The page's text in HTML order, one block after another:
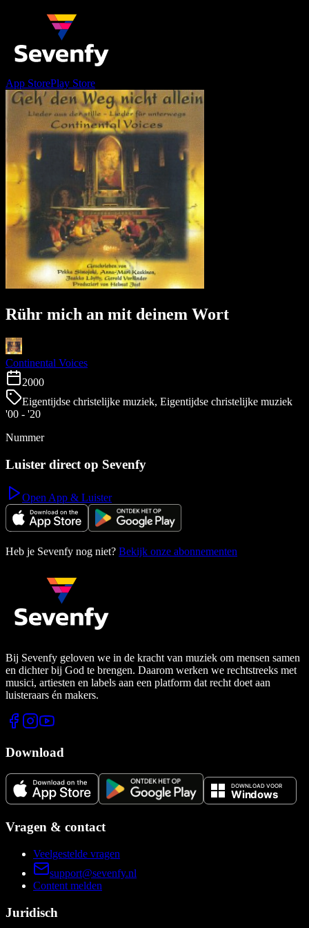
App StorePlay Store
Rühr mich an mit deinem Wort
Continental Voices
2000
Eigentijdse christelijke muziek, Eigentijdse christelijke muziek
'00 - '20
Nummer
Luister direct op Sevenfy
Open App & Luister
Heb je Sevenfy nog niet? Bekijk onze abonnementen
Bij Sevenfy geloven we in de kracht van muziek om mensen samen
en dichter bij God te brengen. Daarom werken we rechtstreeks met
musici, artiesten en labels aan een platform dat recht doet aan
luisteraars én makers.
Download
Vragen & contact
Veelgestelde vragen
support@sevenfy.nl
Content melden
Juridisch